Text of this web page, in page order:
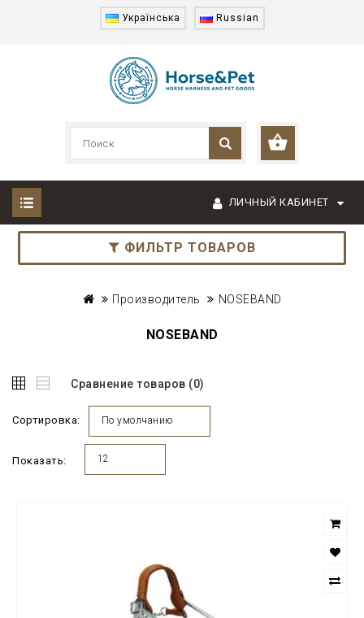
Українська Russian
ЛИЧНЫЙ КАБИНЕТ
ФИЛЬТР ТОВАРОВ
Производитель NOSEBAND
NOSEBAND
Сравнение товаров (0)
Сортировка: По умолчанию
Показать: 12